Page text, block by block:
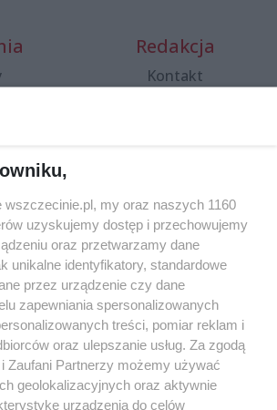
Redakcja
Kontakt
Specjalny koncert z okazji
20. urodzin portalu
wSzczecinie.pl
Regulamin konkursów
śniadaniówka "Hej
Szczecin! Jest piątek!"
wszczecinie.pl, my oraz naszych 1160
uzyskujemy dostęp i przechowujemy
oraz przetwarzamy dane
unikalne identyfikatory, standardowe
przez urządzenie czy dane
zapewniania spersonalizowanych
treści, pomiar reklam i
oraz ulepszanie usług. Za zgodą
Zaufani Partnerzy możemy używać
geolokalizacyjnych oraz aktywnie
urządzenia do celów